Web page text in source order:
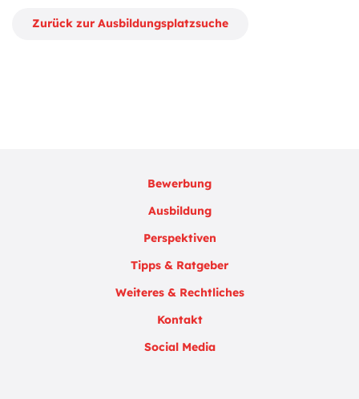
Zurück zur Ausbildungsplatzsuche
Bewerbung
Ausbildung
Perspektiven
Tipps & Ratgeber
Weiteres & Rechtliches
Kontakt
Social Media